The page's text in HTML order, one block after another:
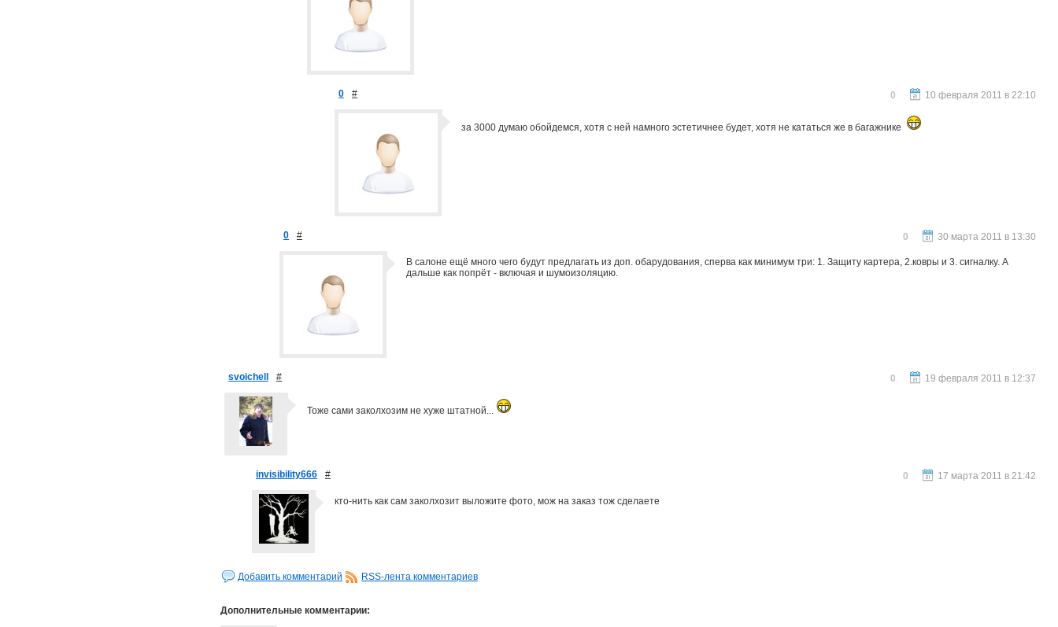
0 # 10 февраля 2011 в 22:10
0
за 3000 думаю обойдемся, хотя с ней намного эстетичнее будет, хотя не кататься же в багажнике
0 # 30 марта 2011 в 13:30
0
В салоне ещё много чего будут предлагать из доп. обарудования, сперва как минимум три: 1. Защиту картера, 2.ковры и 3. сигналку. А
дальше как попрёт - включая и шумоизоляцию.
svoichell # 19 февраля 2011 в 12:37
0
Тоже сами заколхозим не хуже штатной...
invisibility666 # 17 марта 2011 в 21:42
0
кто-нить как сам заколхозит выложите фото, мож на заказ тож сделаете
Добавить комментарий RSS-лента комментариев
Дополнительные комментарии: